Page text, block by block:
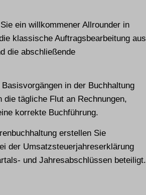
ein willkommener Allrounder in
klassische Auftragsbearbeitung aus
die abschließende
in der Buchhaltung
tägliche Flut an Rechnungen,
korrekte Buchführung.
erstellen Sie
der Umsatzsteuerjahreserklärung
und Jahresabschlüssen beteiligt.